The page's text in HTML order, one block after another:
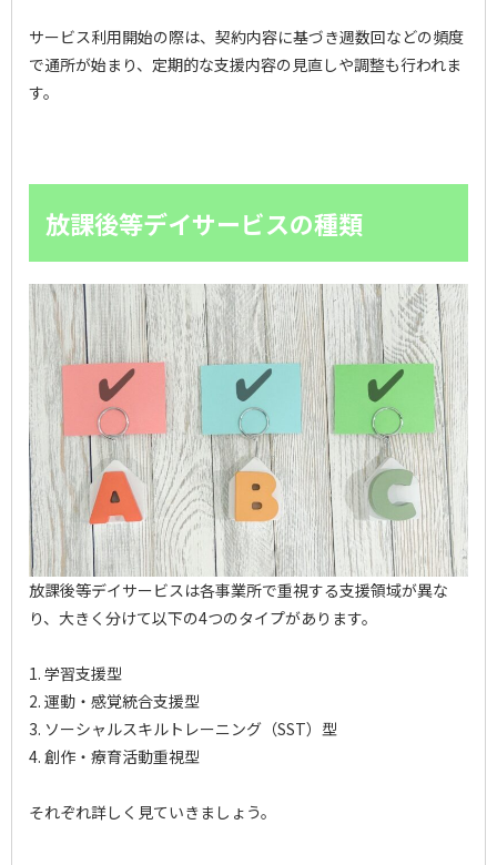
サービス利用開始の際は、契約内容に基づき週数回などの頻度
で通所が始まり、定期的な支援内容の見直しや調整も行われま
す。
放課後等デイサービスの種類
放課後等デイサービスは各事業所で重視する支援領域が異な
り、大きく分けて以下の4つのタイプがあります。
1. 学習支援型
2. 運動・感覚統合支援型
3. ソーシャルスキルトレーニング（SST）型
4. 創作・療育活動重視型
それぞれ詳しく見ていきましょう。